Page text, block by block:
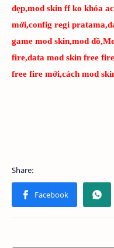
đẹp,mod skin ff ko khóa
mới,config regi
game mod skin,mod
fire,data mod skin free
free fire mới,cách mod